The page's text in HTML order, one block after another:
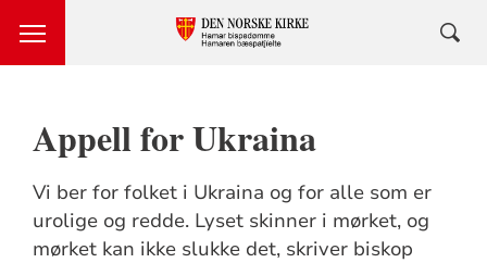
Appell for Ukraina
Vi ber for folket i Ukraina og for alle som er
urolige og redde. Lyset skinner i mørket, og
mørket kan ikke slukke det, skriver biskop